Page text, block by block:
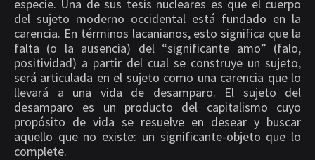
especie. Una de sus tesis nucleares es que el cuerpo
del sujeto moderno occidental está fundado en la
carencia. En términos lacanianos, esto significa que la
falta (o la ausencia) del “significante amo” (falo,
positividad) a partir del cual se construye un sujeto,
será articulada en el sujeto como una carencia que lo
llevará a una vida de desamparo. El sujeto del
desamparo es un producto del capitalismo cuyo
propósito de vida se resuelve en desear y buscar
aquello que no existe: un significante-objeto que lo
complete.